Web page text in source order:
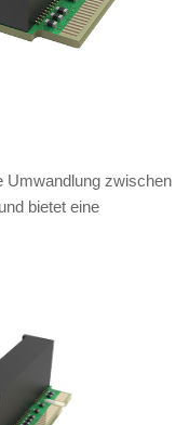
Umwandlung zwischen
bietet eine